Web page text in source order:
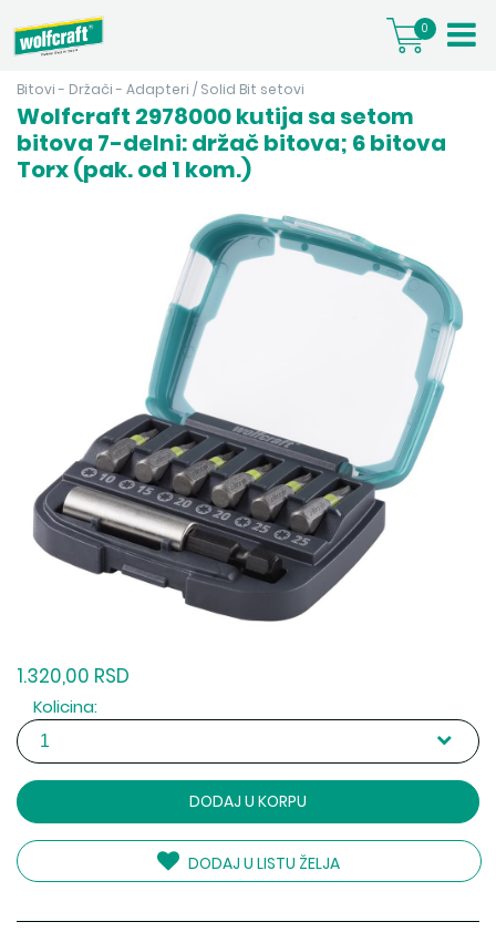
0
Bitovi - Držači - Adapteri / Solid Bit setovi
Wolfcraft 2978000 kutija sa setom
bitova 7-delni: držač bitova; 6 bitova
Torx (pak. od 1 kom.)
1.320,00 RSD
Kolicina:
DODAJ U KORPU
DODAJ U LISTU ŽELJA